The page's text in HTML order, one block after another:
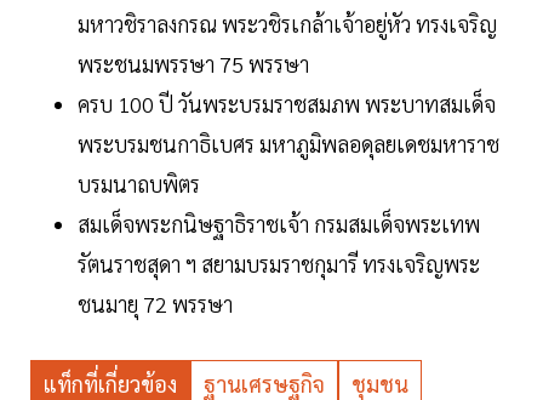
มหาวชิราลงกรณ พระวชิรเกล้าเจ้าอยู่หัว ทรงเจริญ
พระชนมพรรษา 75 พรรษา
ครบ 100 ปี วันพระบรมราชสมภพ พระบาทสมเด็จ
พระบรมชนกาธิเบศร มหาภูมิพลอดุลยเดชมหาราช
บรมนาถบพิตร
สมเด็จพระกนิษฐาธิราชเจ้า กรมสมเด็จพระเทพ
รัตนราชสุดา ฯ สยามบรมราชกุมารี ทรงเจริญพระ
ชนมายุ 72 พรรษา
แท็กที่เกี่ยวข้อง ฐานเศรษฐกิจ ชุมชน